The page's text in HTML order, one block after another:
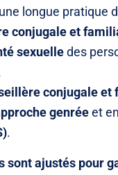
longue pratique
conjugale et
sexuelledes
conjugale et
genréeet
.
sont ajustés pour